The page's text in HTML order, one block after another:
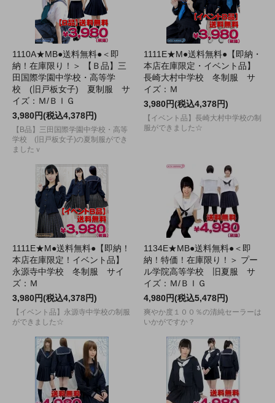
1110A★MB●送料無料●＜即
納！在庫限り！＞ 【Ｂ品】三
田国際学園中学校・高等学
校 (旧戸板女子) 夏制服 サ
イズ：Ｍ/ＢＩＧ
3,980円(税込4,378円)
【B品】三田国際学園中学校・高等
学校 (旧戸板女子)の夏制服ができ
ましたｖ
1111E★M●送料無料●【即納・
本店在庫限定・イベント品】
長崎大村中学校 冬制服 サ
イズ：Ｍ
3,980円(税込4,378円)
【イベント品】長崎大村中学校の制
服ができました☆
1111E★M●送料無料●【即納！
本店在庫限定！イベント品】
永源寺中学校 冬制服 サイ
ズ：Ｍ
3,980円(税込4,378円)
【イベント品】永源寺中学校の制服
ができました☆
1134E★MB●送料無料●＜即
納！特価！在庫限り！＞ プー
ル学院高等学校 旧夏服 サ
イズ：Ｍ/ＢＩＧ
4,980円(税込5,478円)
爽やか度１００％の清純セーラーは
いかがですか？